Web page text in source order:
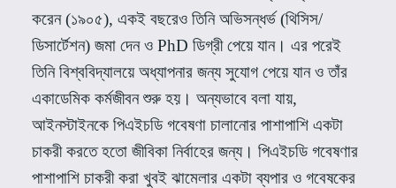
করেন(১৯০৫), একই বছরেও তিনি অভিসন্ধর্ভ (থিসিস/
ডিসার্টেশন) জমা দেন ও PhD ডিগ্রী পেয়ে যান। এর পরেই
তিনি বিশ্ববিদ্যালয়ে অধ্যাপনার জন্য সুযোগ পেয়ে যান ও তাঁর
একাডেমিক কর্মজীবন শুরু হয়। অন্যভাবে বলা যায়,
আইনস্টাইনকে পিএইচডি গবেষণা চালানোর পাশাপাশি একটা
চাকরী করতে হতো জীবিকা নির্বাহের জন্য। পিএইচডি গবেষণার
পাশাপাশি চাকরী করা খুবই ঝামেলার একটা ব্যপার ও গবেষকের